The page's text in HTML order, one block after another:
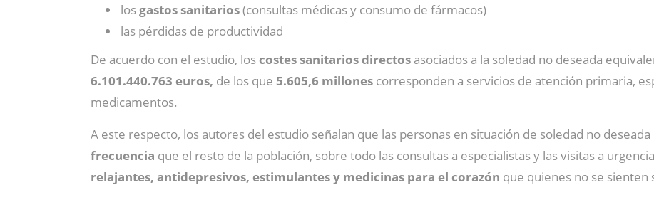
los gastossanitarios(consultas médicas y consumo de fármacos)
las pérdidas de productividad
De acuerdo con el estudio, loscostes sanitarios directos asociados a la soledad no deseada
6.101.440.763 euros, de los que 5.605,6 millones corresponden a servicios de atención primaria,
medicamentos.
A este respecto, los autores del estudio señalan que las personas en situación de soledad no deseada
frecuencia que el resto de la población, sobre todo las consultas a especialistas y las visitas a
relajantes, antide­presivos, estimulantes y medicinas para el corazón que quienes no se sienten